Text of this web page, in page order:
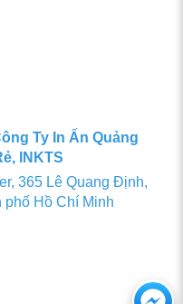
Ty In Ấn Quảng
INKTS
365 Lê Quang Định,
Hồ Chí Minh